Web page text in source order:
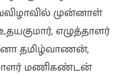
முன்னாள்
எழுத்தாளர்
தமிழ்வாணன்,
மணிகண்டன்